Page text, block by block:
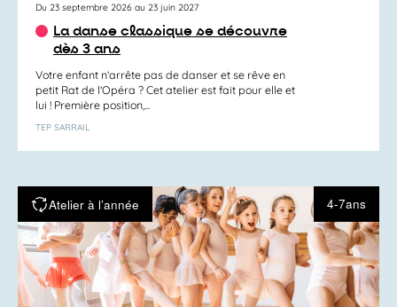
Du 23 septembre 2026 au 23 juin 2027
La danse classique se découvre
dès 3 ans
Votre enfant n’arrête pas de danser et se rêve en
petit Rat de l’Opéra ? Cet atelier est fait pour elle et
lui ! Première position,...
TEP SARRAIL
Atelier à l’année 4-7ans